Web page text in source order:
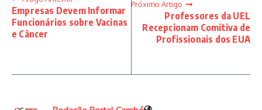
Empresas Devem Informar
Funcionários sobre Vacinas
e Câncer
Próximo Artigo
Professores da UEL
Recepcionam Comitiva de
Profissionais dos EUA